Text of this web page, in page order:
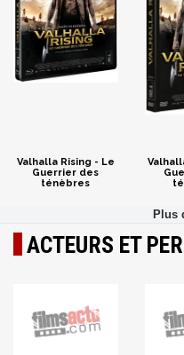
Valhalla Rising - Le
Guerrier des
ténèbres
ACTEURS ET